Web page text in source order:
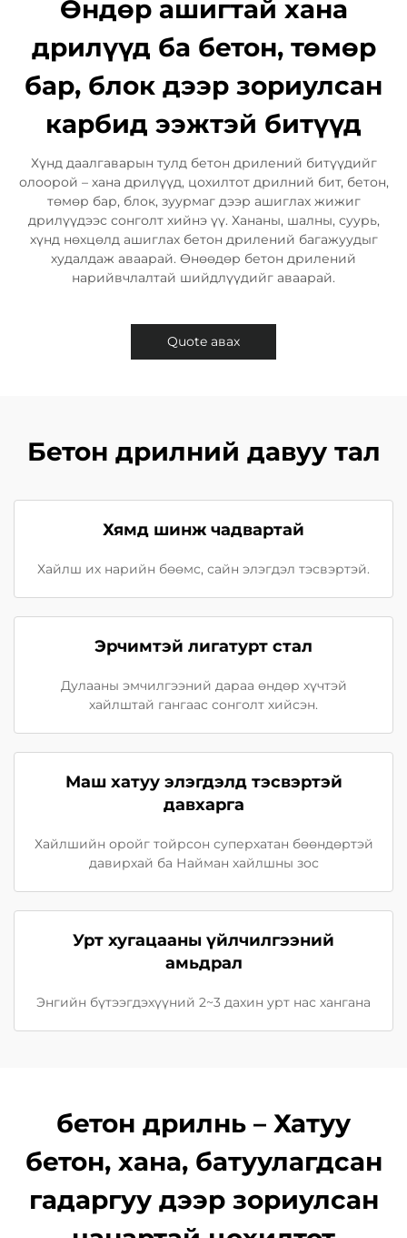
Өндөр ашигтай хана
дрилүүд ба бетон, төмөр
бар, блок дээр зориулсан
карбид ээжтэй битүүд
Хүнд даалгаварын тулд бетон дрилений битүүдийг
олоорой – хана дрилүүд, цохилтот дрилний бит, бетон,
төмөр бар, блок, зуурмаг дээр ашиглах жижиг
дрилүүдээс сонголт хийнэ үү. Хананы, шалны, суурь,
хүнд нөхцөлд ашиглах бетон дрилений багажуудыг
худалдаж аваарай. Өнөөдөр бетон дрилений
нарийвчлалтай шийдлүүдийг аваарай.
Quote авах
Бетон дрилний давуу тал
Хямд шинж чадвартай
Хайлш их нарийн бөөмс, сайн элэгдэл тэсвэртэй.
Эрчимтэй лигатурт стал
Дулааны эмчилгээний дараа өндөр хүчтэй
хайлштай гангаас сонголт хийсэн.
Маш хатуу элэгдэлд тэсвэртэй
давхарга
Хайлшийн оройг тойрсон суперхатан бөөндөртэй
давирхай ба Найман хайлшны зос
Урт хугацааны үйлчилгээний
амьдрал
Энгийн бүтээгдэхүүний 2~3 дахин урт нас хангана
бетон дрилнь – Хатуу
бетон, хана, батуулагдсан
гадаргуу дээр зориулсан